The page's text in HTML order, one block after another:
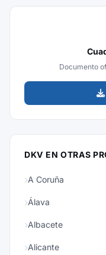
Documento
DKV EN OTRAS
A Coruña
Álava
Albacete
Alicante